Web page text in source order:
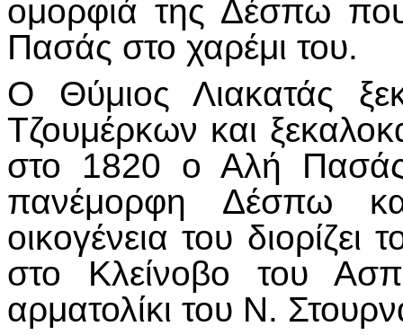
ομορφιά της Δέσπω
Πασάς στο χαρέμι του.
Ο Θύμιος Λιακατάς
Τζουμέρκων και
στο 1820 ο Αλή
πανέμορφη Δέσπω
οικογένεια του
στο Κλείνοβο του
αρματολίκι του Ν.